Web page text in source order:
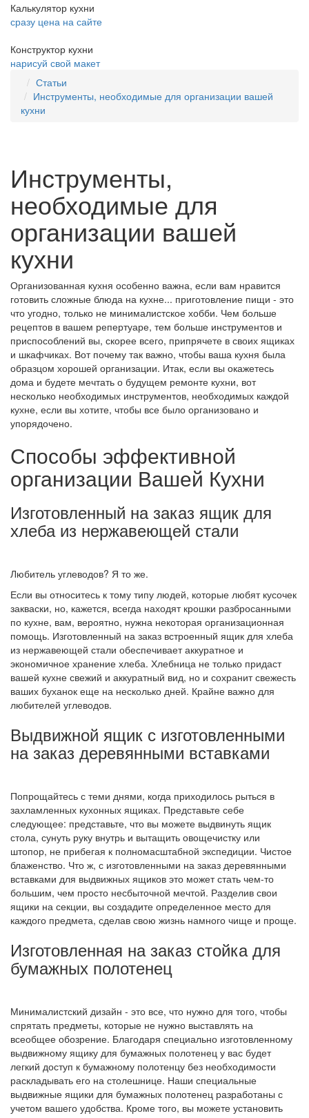
Калькулятор кухни
сразу цена на сайте
Конструктор кухни
нарисуй свой макет
Статьи
Инструменты, необходимые для организации вашей
кухни
Инструменты,
необходимые для
организации вашей
кухни
Организованная кухня особенно важна, если вам нравится
готовить сложные блюда на кухне... приготовление пищи - это
что угодно, только не минималистское хобби. Чем больше
рецептов в вашем репертуаре, тем больше инструментов и
приспособлений вы, скорее всего, припрячете в своих ящиках
и шкафчиках. Вот почему так важно, чтобы ваша кухня была
образцом хорошей организации. Итак, если вы окажетесь
дома и будете мечтать о будущем ремонте кухни, вот
несколько необходимых инструментов, необходимых каждой
кухне, если вы хотите, чтобы все было организовано и
упорядочено.
Способы эффективной
организации Вашей Кухни
Изготовленный на заказ ящик для
хлеба из нержавеющей стали
Любитель углеводов? Я то же.
Если вы относитесь к тому типу людей, которые любят кусочек
закваски, но, кажется, всегда находят крошки разбросанными
по кухне, вам, вероятно, нужна некоторая организационная
помощь. Изготовленный на заказ встроенный ящик для хлеба
из нержавеющей стали обеспечивает аккуратное и
экономичное хранение хлеба. Хлебница не только придаст
вашей кухне свежий и аккуратный вид, но и сохранит свежесть
ваших буханок еще на несколько дней. Крайне важно для
любителей углеводов.
Выдвижной ящик с изготовленными
на заказ деревянными вставками
Попрощайтесь с теми днями, когда приходилось рыться в
захламленных кухонных ящиках. Представьте себе
следующее: представьте, что вы можете выдвинуть ящик
стола, сунуть руку внутрь и вытащить овощечистку или
штопор, не прибегая к полномасштабной экспедиции. Чистое
блаженство. Что ж, с изготовленными на заказ деревянными
вставками для выдвижных ящиков это может стать чем-то
большим, чем просто несбыточной мечтой. Разделив свои
ящики на секции, вы создадите определенное место для
каждого предмета, сделав свою жизнь намного чище и проще.
Изготовленная на заказ стойка для
бумажных полотенец
Минималистский дизайн - это все, что нужно для того, чтобы
спрятать предметы, которые не нужно выставлять на
всеобщее обозрение. Благодаря специально изготовленному
выдвижному ящику для бумажных полотенец у вас будет
легкий доступ к бумажному полотенцу без необходимости
раскладывать его на столешнице. Наши специальные
выдвижные ящики для бумажных полотенец разработаны с
учетом вашего удобства. Кроме того, вы можете установить